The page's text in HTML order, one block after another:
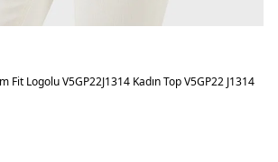
Fit Logolu V5GP22J1314 Kadın Top V5GP22 J1314